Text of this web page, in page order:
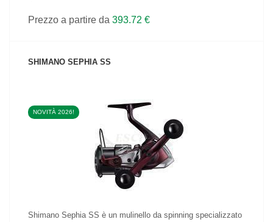
Prezzo a partire da 393.72 €
SHIMANO SEPHIA SS
NOVITÀ 2026!
VEDI IL PRODOTTO
Shimano Sephia SS è un mulinello da spinning specializzato